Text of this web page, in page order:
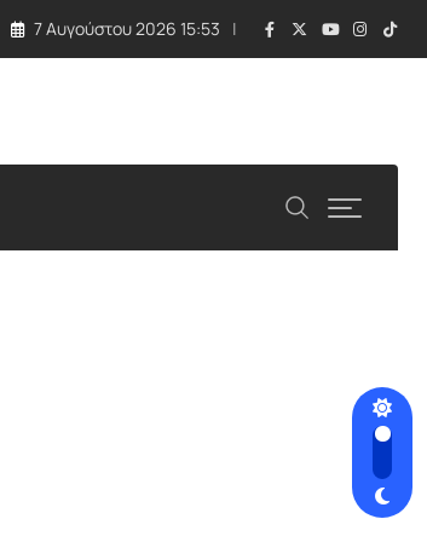
7 Αυγούστου 2026 15:53